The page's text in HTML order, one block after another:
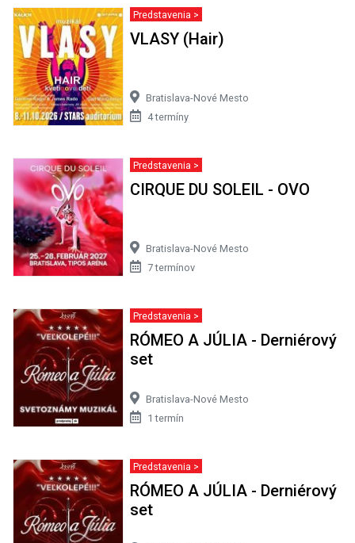
Predstavenia >
VLASY (Hair)
Bratislava-Nové Mesto
4 termíny
Predstavenia >
CIRQUE DU SOLEIL - OVO
Bratislava-Nové Mesto
7 termínov
Predstavenia >
RÓMEO A JÚLIA - Derniérový
set
Bratislava-Nové Mesto
1 termín
Predstavenia >
RÓMEO A JÚLIA - Derniérový
set